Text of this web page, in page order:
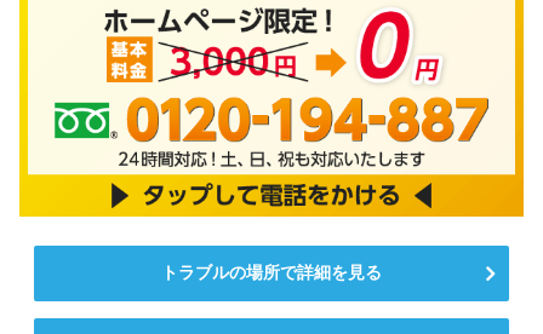
トラブルの場所で詳細を見る